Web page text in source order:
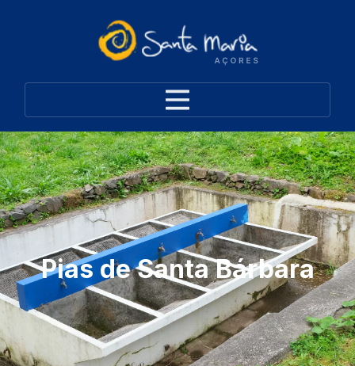
Pias de Santa Bárbara